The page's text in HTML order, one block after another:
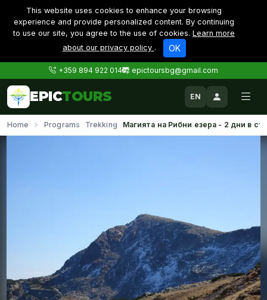
This website uses cookies to enhance your browsing
experience and provide personalized content. By continuing
to use our site, you agree to the use of cookies. Learn more
about our privacy policy . OK
+359 894 922 014 epictoursbg@gmail.com
EPICTOURS EN
Home Programs Trekking Магията на Рибни езера - 2 дни в